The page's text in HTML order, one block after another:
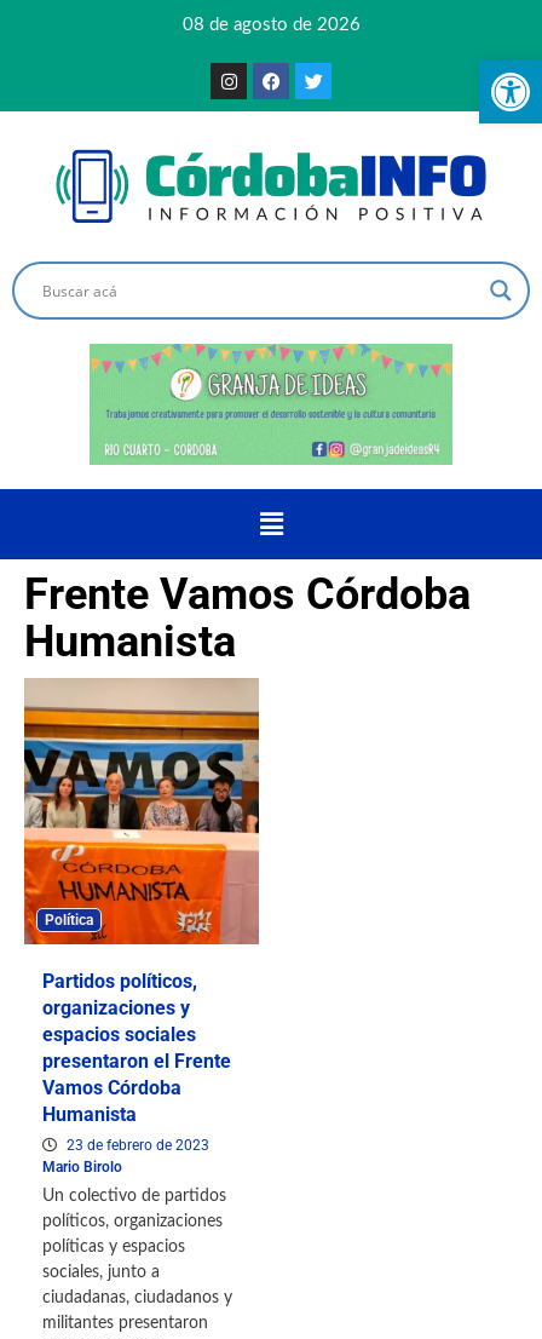
08 de agosto de 2026
Frente Vamos Córdoba
Humanista
Política
Partidos políticos,
organizaciones y
espacios sociales
presentaron el Frente
Vamos Córdoba
Humanista
23 de febrero de 2023
Mario Birolo
Un colectivo de partidos
políticos, organizaciones
políticas y espacios
sociales, junto a
ciudadanas, ciudadanos y
militantes presentaron